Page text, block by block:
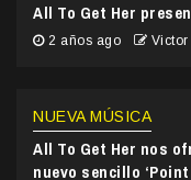
All To Get Her
2 años ago
NUEVA MÚSICA
All To Get Her nos
nuevo sencillo ‘Point